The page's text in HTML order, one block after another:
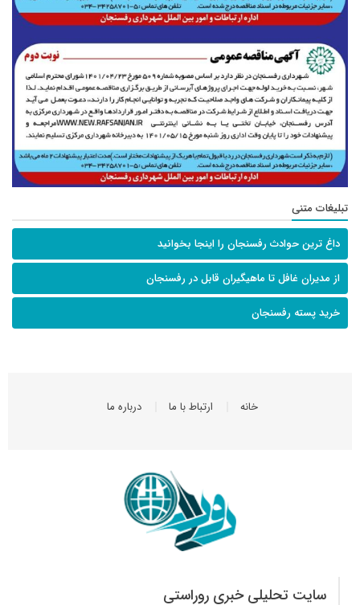
تبلیغات متنی
داغ ترین حوادث رفسنجان را اینجا بخوانید
از مدیران غافل تا ماهیگیران قابل در رفسنجان
خرید پسته رفسنجان
خانه ارتباط با ما درباره ما
سایت تحلیلی خبری روراستی